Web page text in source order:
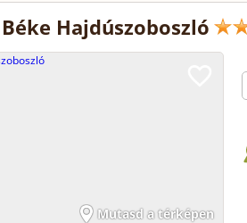
Hajdúszoboszló
Mutasd a térképen